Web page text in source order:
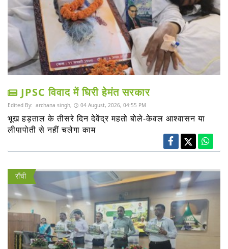
JPSC विवाद में घिरी हेमंत सरकार
Edited By: archana singh, 04 August, 2026, 04:55 PM
भूख हड़ताल के तीसरे दिन देवेंद्र महतो बोले-केवल आश्वासन या
लीपापोती से नहीं चलेगा काम
राँची